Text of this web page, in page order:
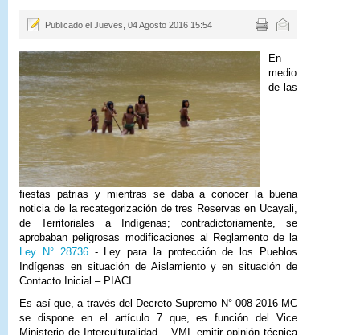
Publicado el Jueves, 04 Agosto 2016 15:54
En
medio
de las
fiestas patrias y mientras se daba a conocer la buena
noticia de la recategorización de tres Reservas en Ucayali,
de Territoriales a Indígenas; contradictoriamente, se
aprobaban peligrosas modificaciones al Reglamento de la
Ley N° 28736- Ley para la protección de los Pueblos
Indígenas en situación de Aislamiento y en situación de
Contacto Inicial – PIACI.
Es así que, a través del Decreto Supremo N° 008-2016-MC
se dispone en el artículo 7 que, es función del Vice
Ministerio de Interculturalidad – VMI, emitir opinión técnica